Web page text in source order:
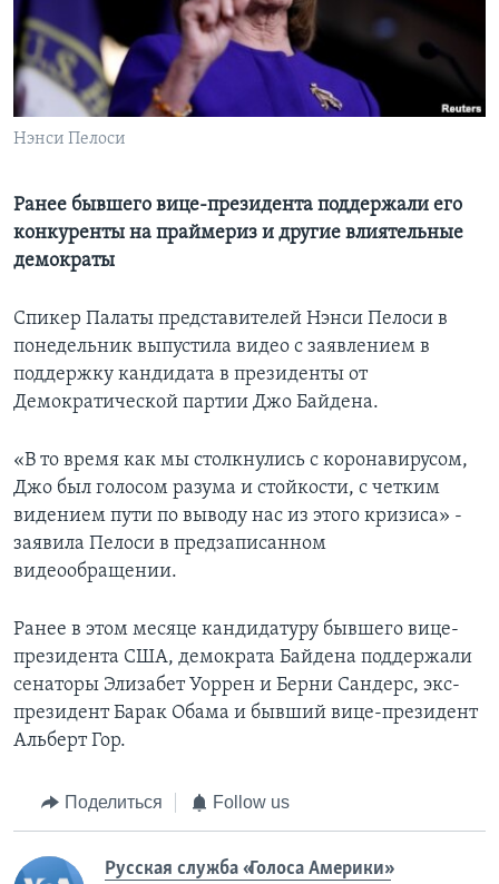
Learning English
СОЦИАЛЬНЫЕ СЕТИ
Языки
Нэнси Пелоси
Ранее бывшего вице-президента поддержали его
конкуренты на праймериз и другие влиятельные
демократы
Спикер Палаты представителей Нэнси Пелоси в
понедельник выпустила видео с заявлением в
поддержку кандидата в президенты от
Демократической партии Джо Байдена.
«В то время как мы столкнулись с коронавирусом,
Джо был голосом разума и стойкости, с четким
видением пути по выводу нас из этого кризиса» -
заявила Пелоси в предзаписанном
видеообращении.
Ранее в этом месяце кандидатуру бывшего вице-
президента США, демократа Байдена поддержали
сенаторы Элизабет Уоррен и Берни Сандерс, экс-
президент Барак Обама и бывший вице-президент
Альберт Гор.
Поделиться Follow us
Русская служба «Голоса Америки»